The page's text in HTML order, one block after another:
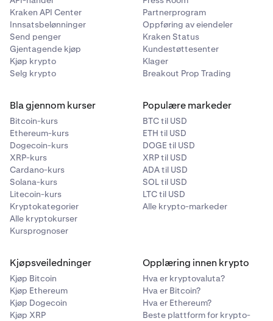
Start et uttak- Velg en bankkonto å ta ut til.- Skriv inn
beløpet i CAD du vil ta ut.- KlikkTa ut CAD
uttaket. - Innenlandske EFT-uttak skal ankomme
bankkontoen din innen
to til fem virkedager
Kraken API Center
Innsatsbelønninger
Send penger
Gjentagende kjøp
Kjøp krypto
Selg krypto
Partnerprogram
Oppføring av eiendeler
Kraken Status
Kundestøttesenter
Klager
Breakout Prop Trading
Bla gjennom kurser
Bitcoin-kurs
Ethereum-kurs
Dogecoin-kurs
XRP-kurs
Cardano-kurs
Solana-kurs
Litecoin-kurs
Kryptokategorier
Alle kryptokurser
Kursprognoser
Populære markeder
BTC til USD
ETH til USD
DOGE til USD
XRP til USD
ADA til USD
SOL til USD
LTC til USD
Alle krypto-markeder
Kjøpsveiledninger
Kjøp Bitcoin
Kjøp Ethereum
Kjøp Dogecoin
Kjøp XRP
Opplæring innen krypto
Hva er kryptovaluta?
Hva er Bitcoin?
Hva er Ethereum?
Beste plattform for krypto-